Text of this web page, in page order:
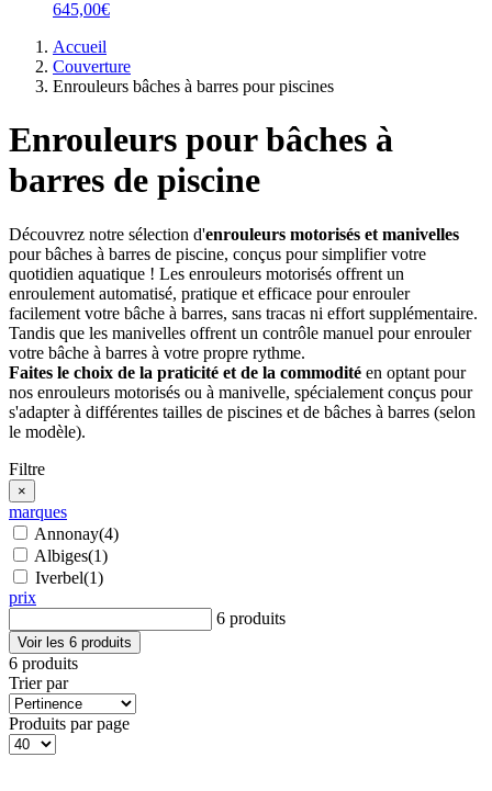
645,00€
Accueil
Couverture
Enrouleurs bâches à barres pour piscines
Enrouleurs pour bâches à
barres de piscine
Découvrez notre sélection d'enrouleurs motorisés et manivelles
pour bâches à barres de piscine, conçus pour simplifier votre
quotidien aquatique ! Les enrouleurs motorisés offrent un
enroulement automatisé, pratique et efficace pour enrouler
facilement votre bâche à barres, sans tracas ni effort supplémentaire.
Tandis que les manivelles offrent un contrôle manuel pour enrouler
votre bâche à barres à votre propre rythme.
Faites le choix de la praticité et de la commodité en optant pour
nos enrouleurs motorisés ou à manivelle, spécialement conçus pour
s'adapter à différentes tailles de piscines et de bâches à barres (selon
le modèle).
Filtre
×
marques
Annonay(4)
Albiges(1)
Iverbel(1)
prix
6 produits
Voir les 6 produits
6 produits
Trier par
Produits par page